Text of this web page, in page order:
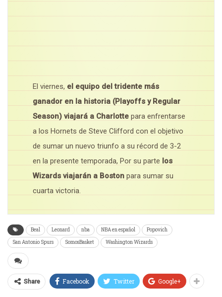
El viernes, el equipo del tridente más
ganador en la historia (Playoffs y Regular
Season) viajará a Charlotte para enfrentarse
a los Hornets de Steve Clifford con el objetivo
de sumar un nuevo triunfo a su récord de 3-2
en la presente temporada, Por su parte los
Wizards viajarán a Boston para sumar su
cuarta victoria.
Beal Leonard nba NBA en español
Popovich
San Antonio Spurs
SomosBasket Washington Wizards
Share Facebook Twitter Google+